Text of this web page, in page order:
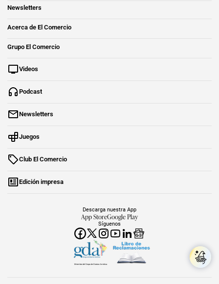
Newsletters
Acerca de El Comercio
Grupo El Comercio
Videos
Podcast
Newsletters
Juegos
Club El Comercio
Edición impresa
Síguenos
Descarga nuestra App
App StoreGoogle Play
Miembro del Grupo de Diarios América